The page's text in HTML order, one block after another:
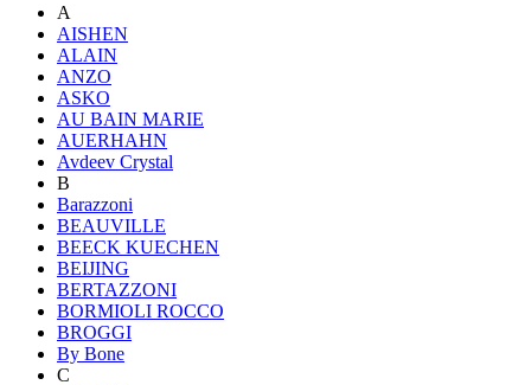
A
AISHEN
ALAIN
ANZO
ASKO
AU BAIN MARIE
AUERHAHN
Avdeev Crystal
B
Barazzoni
BEAUVILLE
BEECK KUECHEN
BEIJING
BERTAZZONI
BORMIOLI ROCCO
BROGGI
By Bone
C